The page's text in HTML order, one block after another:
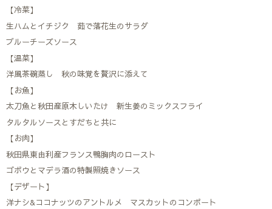
【冷菜】
生ハムとイチジク 茹で落花生のサラダ
ブルーチーズソース
【温菜】
洋風茶碗蒸し 秋の味覚を贅沢に添えて
【お魚】
太刀魚と秋田産原木しいたけ 新生姜のミックスフライ
タルタルソースとすだちと共に
【お肉】
秋田県東由利産フランス鴨胸肉のロースト
ゴボウとマデラ酒の特製照焼きソース
【デザート】
洋ナシ&ココナッツのアントルメ マスカットのコンポート